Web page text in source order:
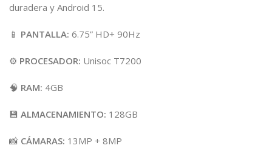
duradera y Android 15.
📱 PANTALLA: 6.75” HD+ 90Hz
⚙️ PROCESADOR: Unisoc T7200
🧠 RAM: 4GB
💾 ALMACENAMIENTO: 128GB
📸 CÁMARAS: 13MP + 8MP